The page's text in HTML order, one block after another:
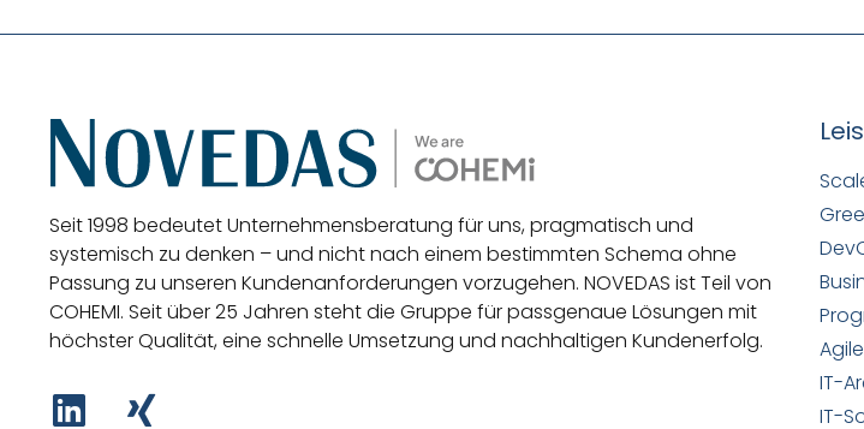
Seit 1998 bedeutet Unternehmensberatung für uns, pragmatisch und
systemisch zu denken – und nicht nach einem bestimmten Schema ohne
Passung zu unseren Kundenanforderungen vorzugehen. NOVEDAS ist Teil von
COHEMI. Seit über 25 Jahren steht die Gruppe für passgenaue Lösungen mit
höchster Qualität, eine schnelle Umsetzung und nachhaltigen Kundenerfolg.
IT-
IT-